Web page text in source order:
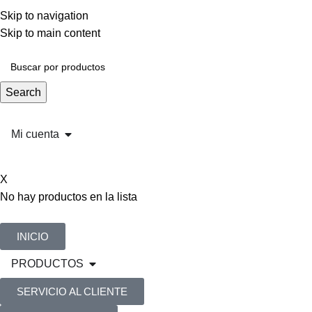
Skip to navigation
Skip to main content
Search
Mi cuenta
X
No hay productos en la lista
INICIO
PRODUCTOS
SERVICIO AL CLIENTE